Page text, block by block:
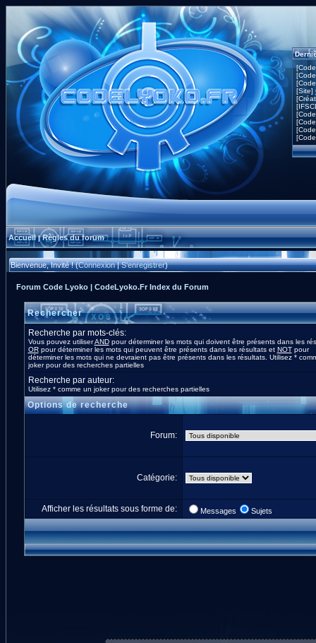
[Site]
Accueil|Règles du forum
Bienvenue, Invité ! (Connexion|S'enregistrer)
Forum Code Lyoko | CodeLyoko.Fr Index du Forum
Rechercher
Recherche par mots-clés:
Vous pouvez utiliserANDpour déterminer les mots qui doivent être présents dans les
ORpour déterminer les mots qui peuvent être présents dans les résultats et NOTpour
déterminer les mots qui ne devraient pas être présents dans les résultats. Utilisez *
joker pour des recherches partielles
Recherche par auteur:
Utilisez * comme un joker pour des recherches partielles
Options de recherche
Forum:
Catégorie:
Afficher les résultats sous forme de: Messages Sujets